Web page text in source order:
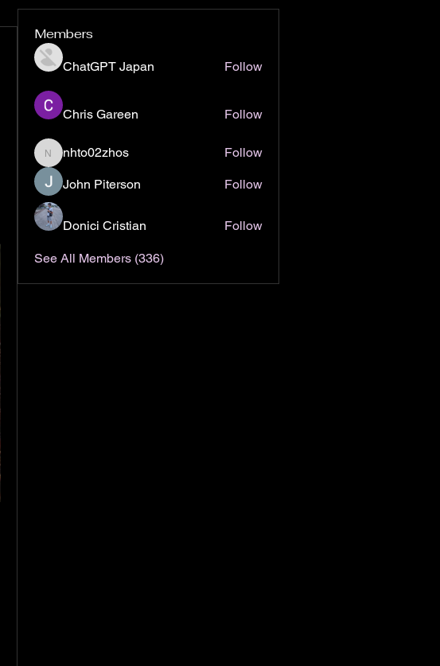
Members
ChatGPT Japan Follow
Chris Gareen Follow
nhto02zhos
nhto02zhos Follow
John Piterson Follow
Donici Cristian Follow
See All Members (336)